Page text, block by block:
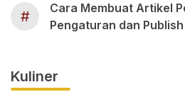
#
Cara Membuat Artikel
Pengaturan dan Publish
Kuliner